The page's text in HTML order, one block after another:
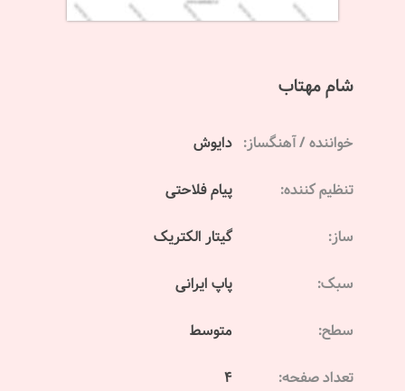
شام مهتاب
خواننده / آهنگساز: دایوش
تنظیم کننده: پیام فلاحتی
ساز: گیتار الکتریک
سبک: پاپ ایرانی
سطح: متوسط
تعداد صفحه: 4